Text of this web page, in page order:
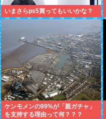
いまさらps5買ってもいいかな？
ケンモメンの99%が「親ガチャ」
を支持する理由って何？？？